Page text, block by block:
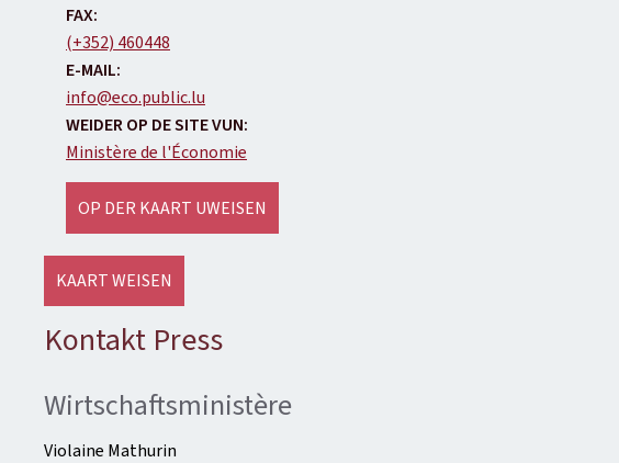
FAX:
(+352) 460448
E-MAIL:
info@eco.public.lu
WEIDER OP DE SITE VUN:
Ministère de l'Économie
OP DER KAART UWEISEN
KAART WEISEN
Kontakt Press
Wirtschaftsministère
Violaine Mathurin